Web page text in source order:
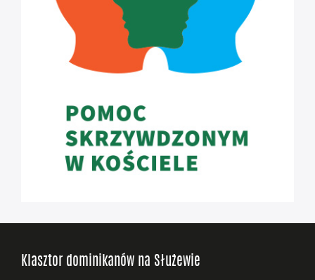
Klasztor dominikanów na Służewie